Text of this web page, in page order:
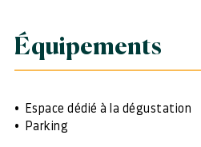
Équipements
Espace dédié à la dégustation
Parking